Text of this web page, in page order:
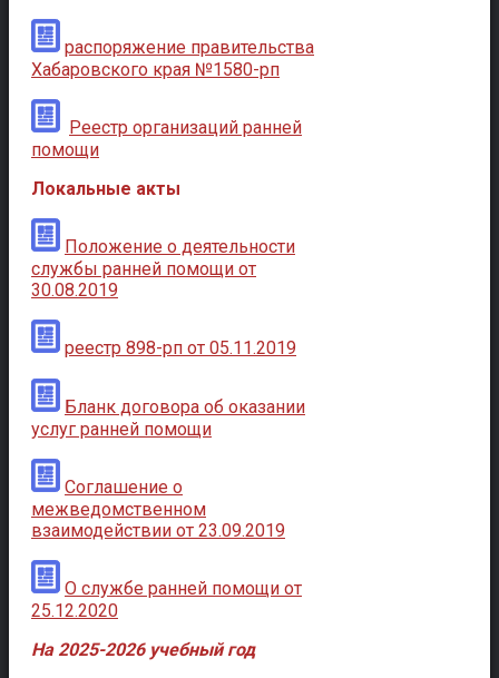
распоряжение правительства
Хабаровского края №1580-рп
Реестр организаций ранней
помощи
Локальные акты
Положение о деятельности
службы ранней помощи от
30.08.2019
реестр 898-рп от 05.11.2019
Бланк договора об оказании
услуг ранней помощи
Соглашение о
межведомственном
взаимодействии от 23.09.2019
О службе ранней помощи от
25.12.2020
На 2025-2026 учебный год